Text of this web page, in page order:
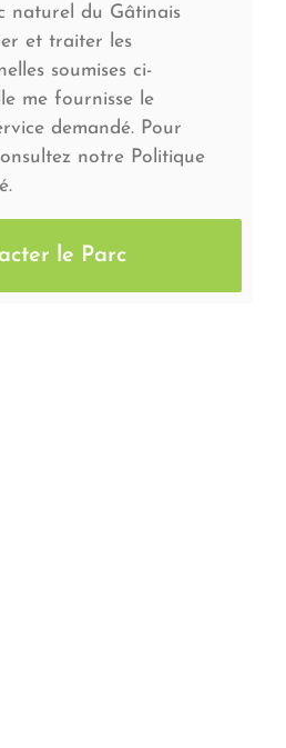
naturel du Gâtinais
et traiter les
soumises ci-
me fournisse le
demandé. Pour
notre Politique